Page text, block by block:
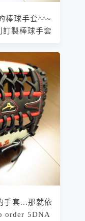
棒球手套^^~
製棒球手套
手套...那就依
order 5DNA